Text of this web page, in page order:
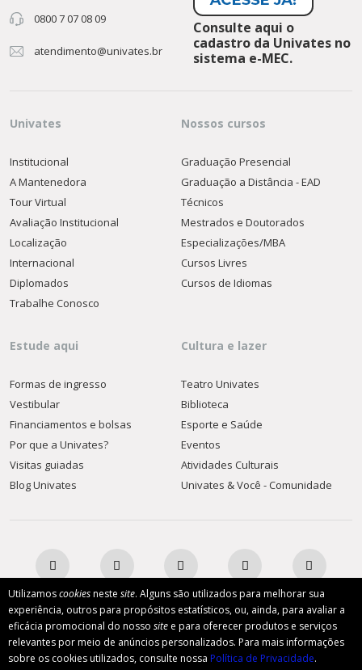
Utilizamoscookiesneste site. Alguns são utilizados para melhorar sua
experiência, outros para propósitos estatísticos, ou, ainda, para avaliar a
eficácia promocional do nosso site e para oferecer produtos e serviços
relevantes por meio de anúncios personalizados. Para mais informações
sobre os cookies utilizados, consulte nossa Política de Privacidade.
Inscreva-se Dúvidas?
0800 7 07 08 09
atendimento@univates.br
Consulte aqui o
cadastro da Univates no
sistema e-MEC.
Univates
Institucional
A Mantenedora
Tour Virtual
Avaliação Institucional
Localização
Internacional
Diplomados
Trabalhe Conosco
Nossos cursos
Graduação Presencial
Graduação a Distância - EAD
Técnicos
Mestrados e Doutorados
Especializações/MBA
Cursos Livres
Cursos de Idiomas
Estude aqui
Formas de ingresso
Vestibular
Financiamentos e bolsas
Por que a Univates?
Visitas guiadas
Blog Univates
Cultura e lazer
Teatro Univates
Biblioteca
Esporte e Saúde
Eventos
Atividades Culturais
Univates & Você - Comunidade
AFILIADA: